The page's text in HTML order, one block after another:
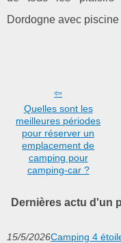
Dordogne avec piscine
Quelles sont les
meilleures périodes
pour réserver un
emplacement de
camping pour
camping-car ?
Dernières actu d'un
15/5/2026Camping 4